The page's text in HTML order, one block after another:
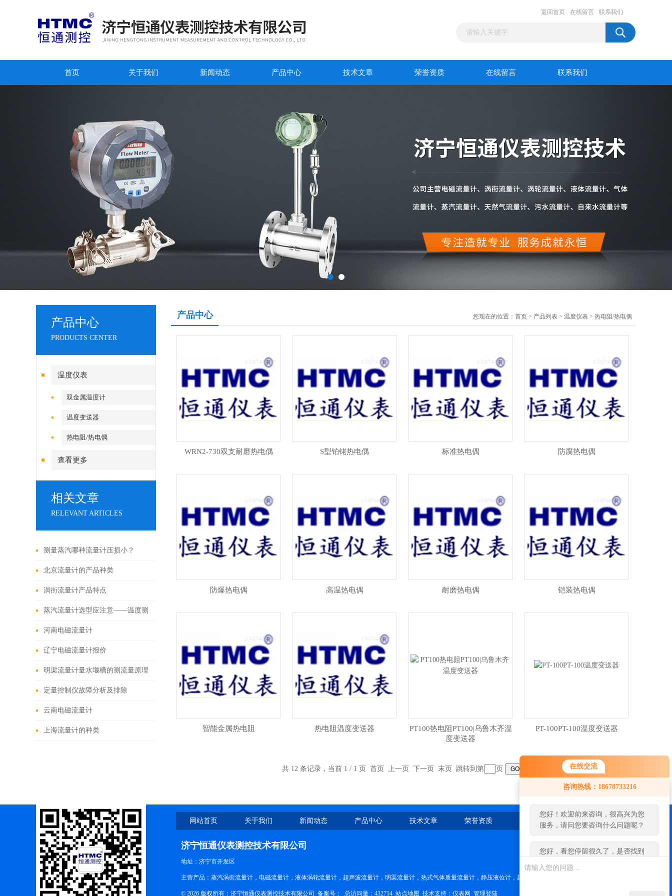
在线交流
咨询热线：18678733216
您好！欢迎前来咨询，很高兴为您
服务，请问您要咨询什么问题呢？
您好，看您停留很久了，是否找到
了需求产品，您可以直接在线与我
返回首页 在线留言 联系我们
首页 关于我们 新闻动态 产品中心 技术文章 荣誉资质 在线留言 联系我们
产品中心
PRODUCTS CENTER
温度仪表
双金属温度计
温度变送器
热电阻/热电偶
查看更多
相关文章
RELEVANT ARTICLES
测量蒸汽哪种流量计压损小？
北京流量计的产品种类
涡街流量计产品特点
蒸汽流量计选型应注意——温度测
量影响因素
河南电磁流量计
辽宁电磁流量计报价
明渠流量计量水堰槽的测流量原理
定量控制仪故障分析及排除
云南电磁流量计
上海流量计的种类
产品中心 您现在的位置： 首页 > 产品列表 > 温度仪表 > 热电阻/热电偶
WRN2-730双支耐磨热电偶 S型铂铑热电偶 标准热电偶 防腐热电偶
防爆热电偶 高温热电偶 耐磨热电偶 铠装热电偶
智能金属热电阻 热电阻温度变送器
PT100热电阻PT100|乌鲁木齐温
度变送器
PT-100PT-100温度变送器
共 12 条记录，当前 1 / 1 页 首页 上一页 下一页 末页 跳转到第 页
网站首页 关于我们 新闻动态 产品中心 技术文章 荣誉资质 在线留言 联系我们
济宁恒通仪表测控技术有限公司
地址：济宁市开发区
主营产品：蒸汽涡街流量计，电磁流量计，液体涡轮流量计，超声波流量计，明渠流量计，热式气体质量流量计，静压液位计，超声波液位计，磁翻板液位计，雷达料位计
© 2026 版权所有：济宁恒通仪表测控技术有限公司 备案号： 总访问量：432714 站点地图 技术支持： 仪表网 管理登陆